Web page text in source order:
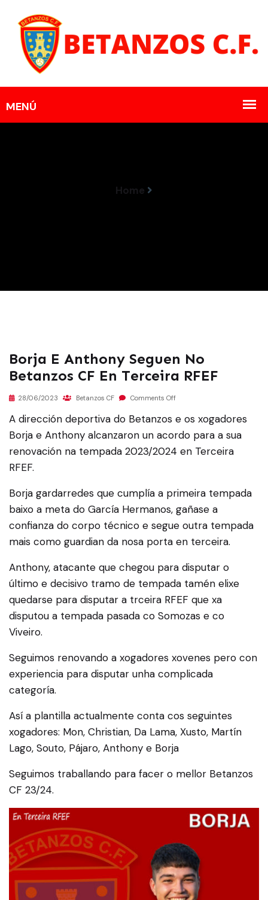
Home
Borja E Anthony Seguen No
Betanzos CF En Terceira RFEF
28/06/2023 Betanzos CF Comments Off
A dirección deportiva do Betanzos e os xogadores
Borja e Anthony alcanzaron un acordo para a sua
renovación na tempada 2023/2024 en Terceira
RFEF.
Borja gardarredes que cumplía a primeira tempada
baixo a meta do García Hermanos, gañase a
confianza do corpo técnico e segue outra tempada
mais como guardian da nosa porta en terceira.
Anthony, atacante que chegou para disputar o
último e decisivo tramo de tempada tamén elixe
quedarse para disputar a trceira RFEF que xa
disputou a tempada pasada co Somozas e co
Viveiro.
Seguimos renovando a xogadores xovenes pero con
experiencia para disputar unha complicada
categoría.
Así a plantilla actualmente conta cos seguintes
xogadores: Mon, Christian, Da Lama, Xusto, Martín
Lago, Souto, Pájaro, Anthony e Borja
Seguimos traballando para facer o mellor Betanzos
CF 23/24.